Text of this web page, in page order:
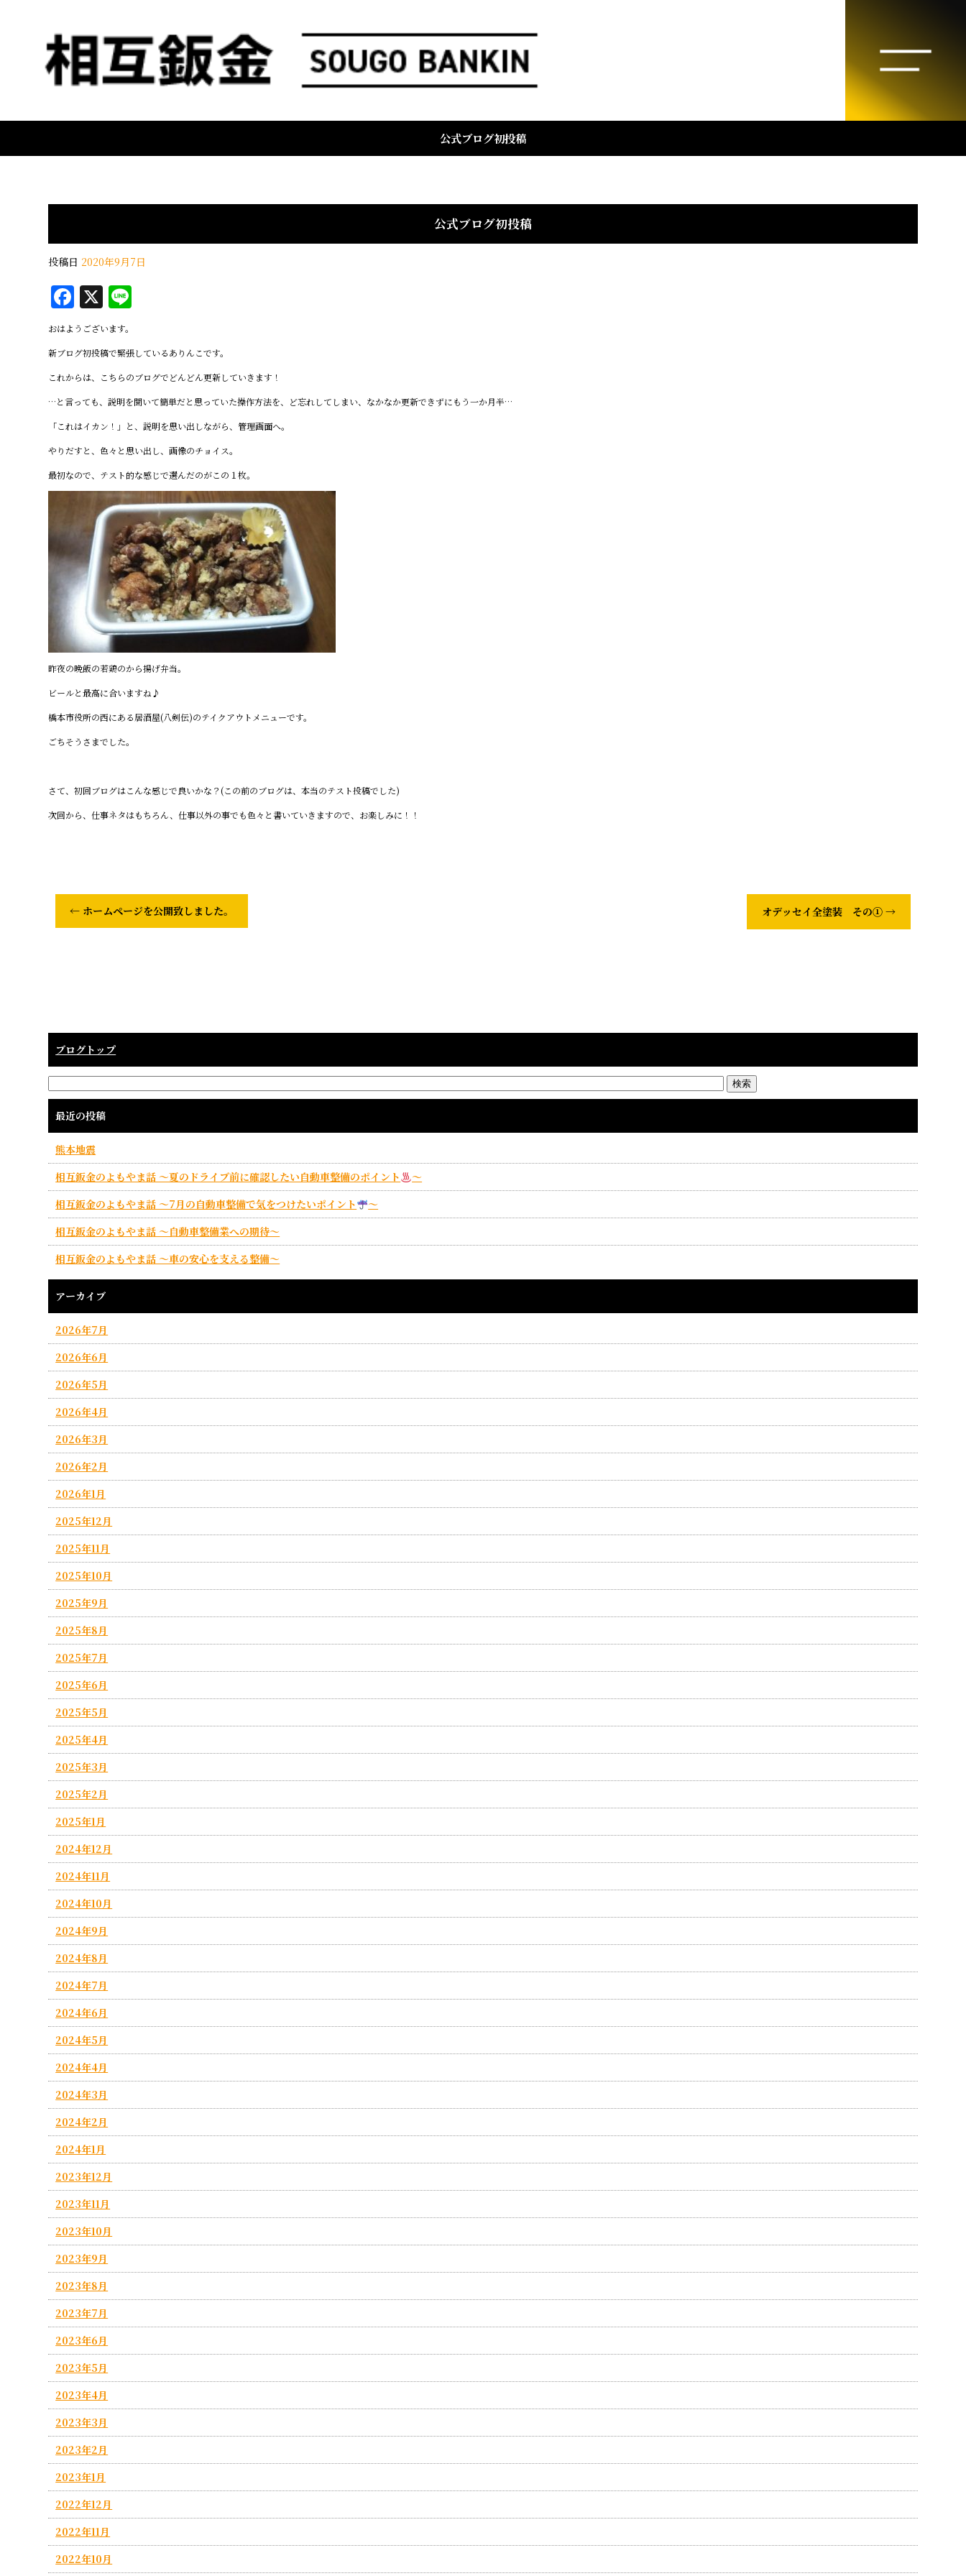
公式ブログ初投稿
公式ブログ初投稿
投稿日 2020年9月7日
F
a
c
e
b
o
o
k
X
e
おはようございます。
新ブログ初投稿で緊張しているありんこです。
これからは、こちらのブログでどんどん更新していきます！
…と言っても、説明を聞いて簡単だと思っていた操作方法を、ど忘れしてしまい、なかなか更新できずにもう一か月半…
「これはイカン！」と、説明を思い出しながら、管理画面へ。
やりだすと、色々と思い出し、画像のチョイス。
最初なので、テスト的な感じで選んだのがこの１枚。
昨夜の晩飯の若鶏のから揚げ弁当。
ビールと最高に合いますね♪
橋本市役所の西にある居酒屋(八剣伝)のテイクアウトメニューです。
ごちそうさまでした。
さて、初回ブログはこんな感じで良いかな？(この前のブログは、本当のテスト投稿でした)
次回から、仕事ネタはもちろん、仕事以外の事でも色々と書いていきますので、お楽しみに！！
← ホームページを公開致しました。 オデッセイ全塗装 その① →
ブログトップ
最近の投稿
熊本地震
相互鈑金のよもやま話 ～夏のドライブ前に確認したい自動車整備のポイント
～
相互鈑金のよもやま話 ～7月の自動車整備で気をつけたいポイント
～
相互鈑金のよもやま話 ～自動車整備業への期待～
相互鈑金のよもやま話 ～車の安心を支える整備～
アーカイブ
2026年7月
2026年6月
2026年5月
2026年4月
2026年3月
2026年2月
2026年1月
2025年12月
2025年11月
2025年10月
2025年9月
2025年8月
2025年7月
2025年6月
2025年5月
2025年4月
2025年3月
2025年2月
2025年1月
2024年12月
2024年11月
2024年10月
2024年9月
2024年8月
2024年7月
2024年6月
2024年5月
2024年4月
2024年3月
2024年2月
2024年1月
2023年12月
2023年11月
2023年10月
2023年9月
2023年8月
2023年7月
2023年6月
2023年5月
2023年4月
2023年3月
2023年2月
2023年1月
2022年12月
2022年11月
2022年10月